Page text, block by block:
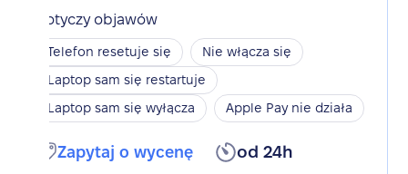
Dotyczy objawów
Telefon resetuje się
Nie włącza się
Laptop sam się restartuje
Laptop sam się wyłącza
Apple Pay nie działa
Zapytaj o wycenę od 24h